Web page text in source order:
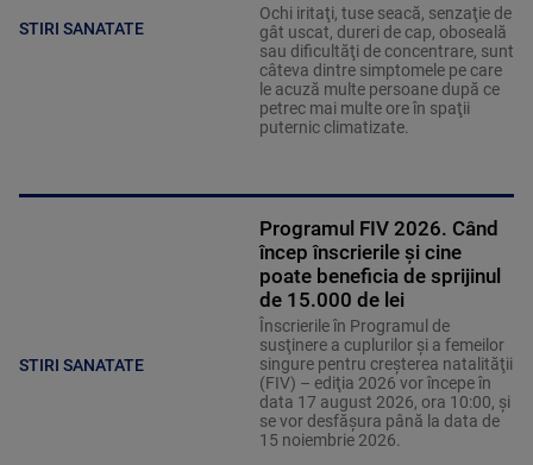
STIRI SANATATE
Ochi iritaţi, tuse seacă, senzaţie de
gât uscat, dureri de cap, oboseală
sau dificultăţi de concentrare, sunt
câteva dintre simptomele pe care
le acuză multe persoane după ce
petrec mai multe ore în spaţii
puternic climatizate.
STIRI SANATATE
Programul FIV 2026. Când
încep înscrierile și cine
poate beneficia de sprijinul
de 15.000 de lei
Înscrierile în Programul de
susţinere a cuplurilor şi a femeilor
singure pentru creşterea natalităţii
(FIV) – ediţia 2026 vor începe în
data 17 august 2026, ora 10:00, şi
se vor desfăşura până la data de
15 noiembrie 2026.